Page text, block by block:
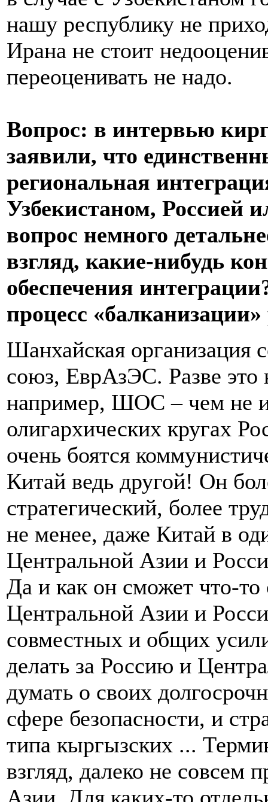
нашу республику не
Ирана не стоит
переоценивать не надо.
Вопрос: в интервью
заявили, что
региональная
Узбекистаном, Россией
вопрос немного
взгляд, какие-нибудь
обеспечения
процесс «балканизации»
Шанхайская организация
союз, ЕврАзЭС. Разве это
например, ШОС – чем не
олигархических кругах
очень боятся
Китай ведь другой! Он
стратегический, более
не менее, даже Китай в
Центральной Азии и
Да и как он сможет что-то
Центральной Азии и
совместных и общих
делать за Россию и
думать о своих
сфере безопасности, и
типа кыргызских ...
взгляд, далеко не совсем